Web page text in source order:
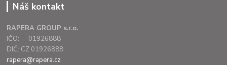
Náš kontakt
RAPERA GROUP s.r.o.
IČO: 01926888
DIČ: CZ 01926888
rapera@rapera.cz